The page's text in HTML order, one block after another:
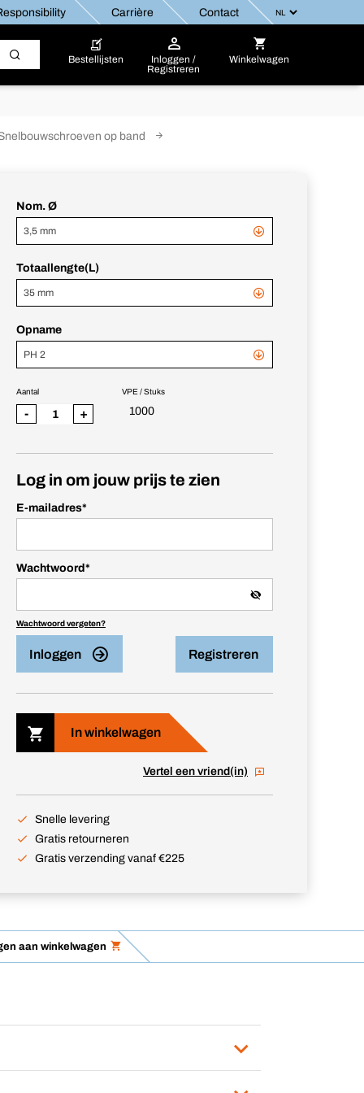
Carrière Contact
Bestellijsten
Inloggen /
Registreren
Winkelwagen
op band
Nom. Ø
3,5 mm
Totaallengte(L)
35 mm
Opname
PH 2
VPE / Stuks
1000
Aantal
- +
Log in om jouw prijs te zien
E-mailadres*
Wachtwoord *
Wachtwoord vergeten?
Inloggen Registreren
In winkelwagen
Vertel een vriend(in)
Snelle levering
Gratis retourneren
Gratis verzending vanaf €225
aan winkelwagen